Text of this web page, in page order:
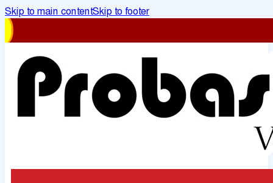
Skip to main contentSkip to footer